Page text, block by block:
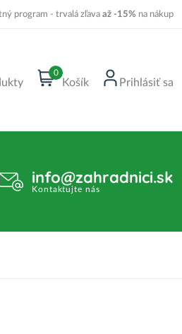
program - trvalá zľava až -15% na nákup
0
Košík Prihlásiť sa
info@zahradnici.sk
Kontaktujte nás